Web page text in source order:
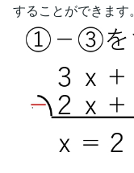
することができます。